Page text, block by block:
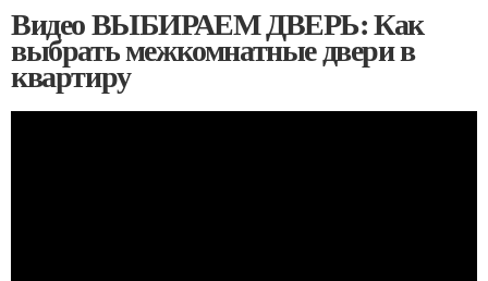
Видео ВЫБИРАЕМ ДВЕРЬ: Как
выбрать межкомнатные двери в
квартиру